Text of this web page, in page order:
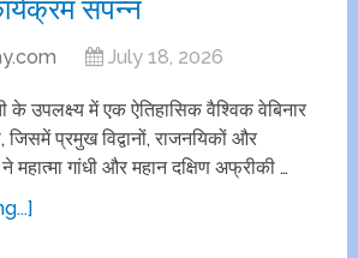
संपन्न
July 18, 2026
उपलक्ष्य में एक ऐतिहासिक वैश्विक वेबिनार
प्रमुख विद्वानों, राजनयिकों और
महात्मा गांधी और महान दक्षिण अफ्रीकी …